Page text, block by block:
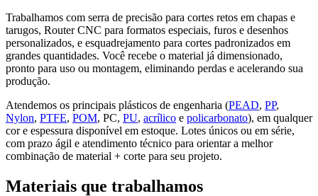
Trabalhamos com serra de precisão para cortes retos em chapas e
tarugos, Router CNC para formatos especiais, furos e desenhos
personalizados, e esquadrejamento para cortes padronizados em
grandes quantidades. Você recebe o material já dimensionado,
pronto para uso ou montagem, eliminando perdas e acelerando sua
produção.
Atendemos os principais plásticos de engenharia (PEAD, PP,
Nylon, PTFE, POM, PC, PU, acrílico e policarbonato), em qualquer
cor e espessura disponível em estoque. Lotes únicos ou em série,
com prazo ágil e atendimento técnico para orientar a melhor
combinação de material + corte para seu projeto.
Materiais que trabalhamos